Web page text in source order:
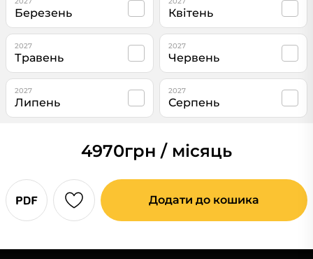
Березень Квітень
2027
Травень
2027
Червень
2027
Липень
2027
Серпень
4970грн / місяць
Додати до кошика